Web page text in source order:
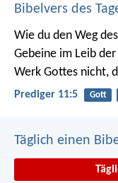
Bibelvers des
Wie du den Weg
Gebeine im Leib
Werk Gottes nicht,
Prediger 11:5 Gott
Täglich einen